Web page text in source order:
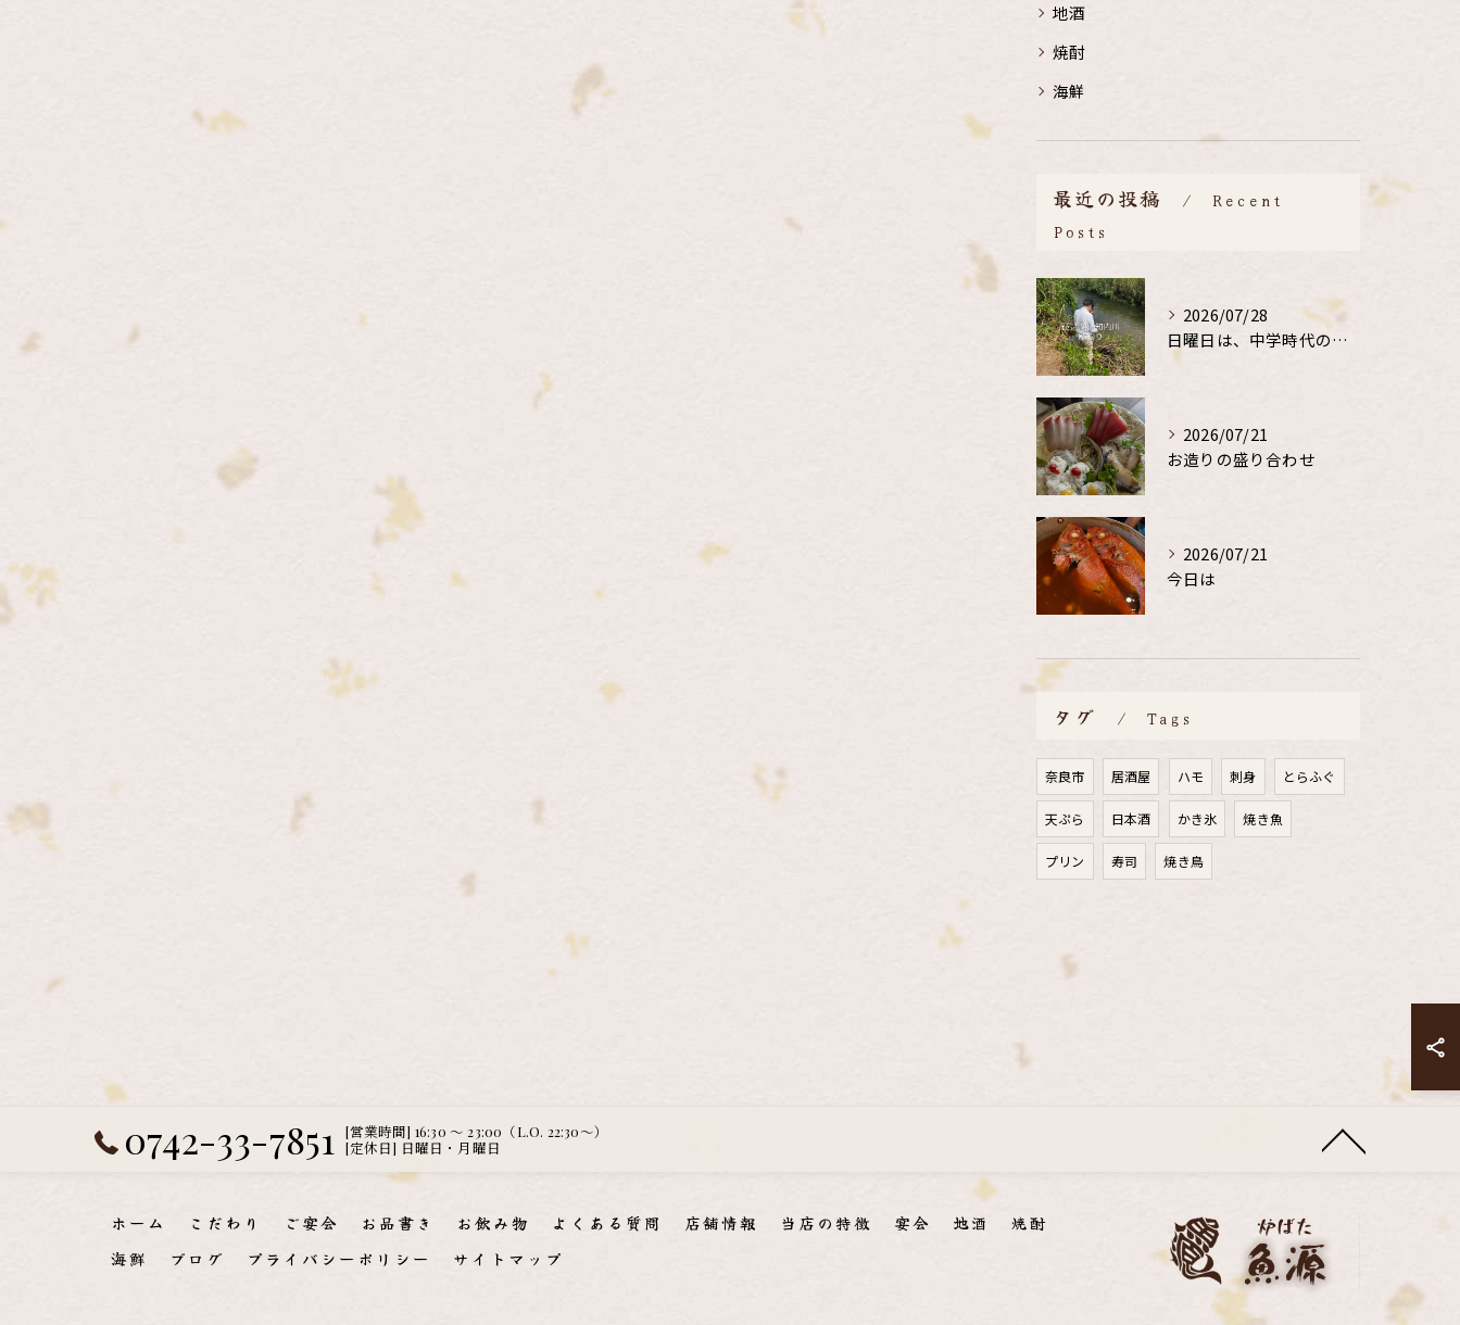
地酒
焼酎
海鮮
最近の投稿
Recent
Posts
2026/07/28
日曜日は、中学時代の、同級生と鮎釣り
2026/07/21
お造りの盛り合わせ
2026/07/21
今日は
タグ Tags
奈良市 居酒屋 ハモ 刺身 とらふぐ
天ぷら 日本酒 かき氷 焼き魚
プリン 寿司 焼き鳥
0742-33-7851
[営業時間] 16:30 ～ 23:00（L.O. 22:30～）
[定休日] 日曜日・月曜日
ホーム こだわり ご宴会 お品書き お飲み物 よくある質問 店舗情報 当店の特徴 宴会 地酒
焼酎
海鮮
ブログ プライバシーポリシー サイトマップ